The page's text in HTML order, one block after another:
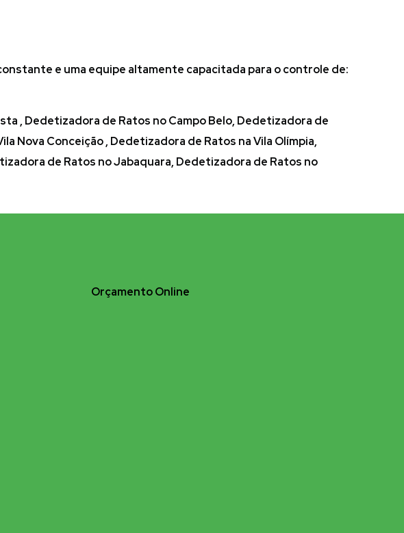
e uma equipe altamente capacitada para o controle de:
, Dedetizadora de Ratos no Campo Belo, Dedetizadora de
Nova Conceição , Dedetizadora de Ratos na Vila Olímpia,
de Ratos no Jabaquara, Dedetizadora de Ratos no
Orçamento Online